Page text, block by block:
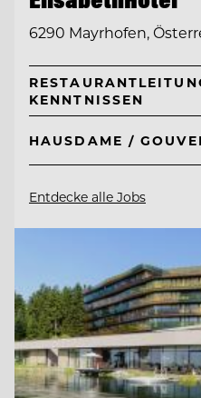
6290 Mayrhofen,
KENNTNISSEN
HAUSDAME /
Entdecke alle Jobs